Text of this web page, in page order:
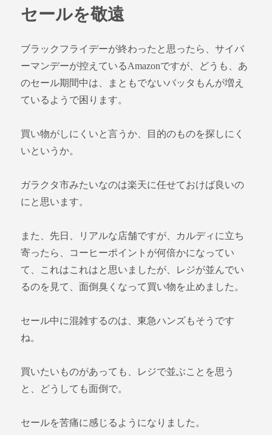
セールを敬遠
ブラックフライデーが終わったと思ったら、サイバ
ーマンデーが控えているAmazonですが、どうも、あ
のセール期間中は、まともでないバッタもんが増え
ているようで困ります。
買い物がしにくいと言うか、目的のものを探しにく
いというか。
ガラクタ市みたいなのは楽天に任せておけば良いの
にと思います。
また、先日、リアルな店舗ですが、カルディに立ち
寄ったら、コーヒーポイントが何倍かになってい
て、これはこれはと思いましたが、レジが並んでい
るのを見て、面倒臭くなって買い物を止めました。
セール中に混雑するのは、東急ハンズもそうです
ね。
買いたいものがあっても、レジで並ぶことを思う
と、どうしても面倒で。
セールを苦痛に感じるようになりました。